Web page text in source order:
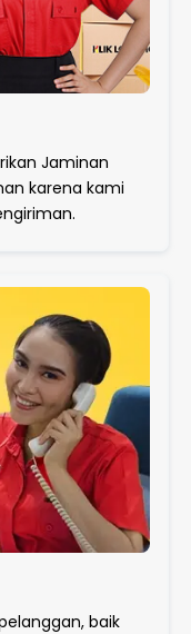
Jaminan
karena kami
baik